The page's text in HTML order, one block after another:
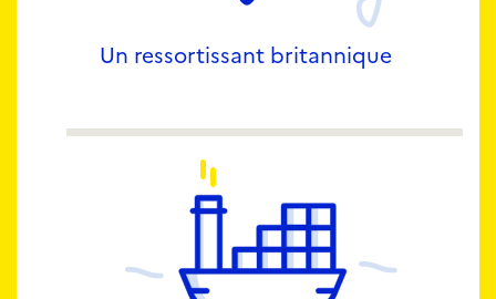
Un ressortissant britannique